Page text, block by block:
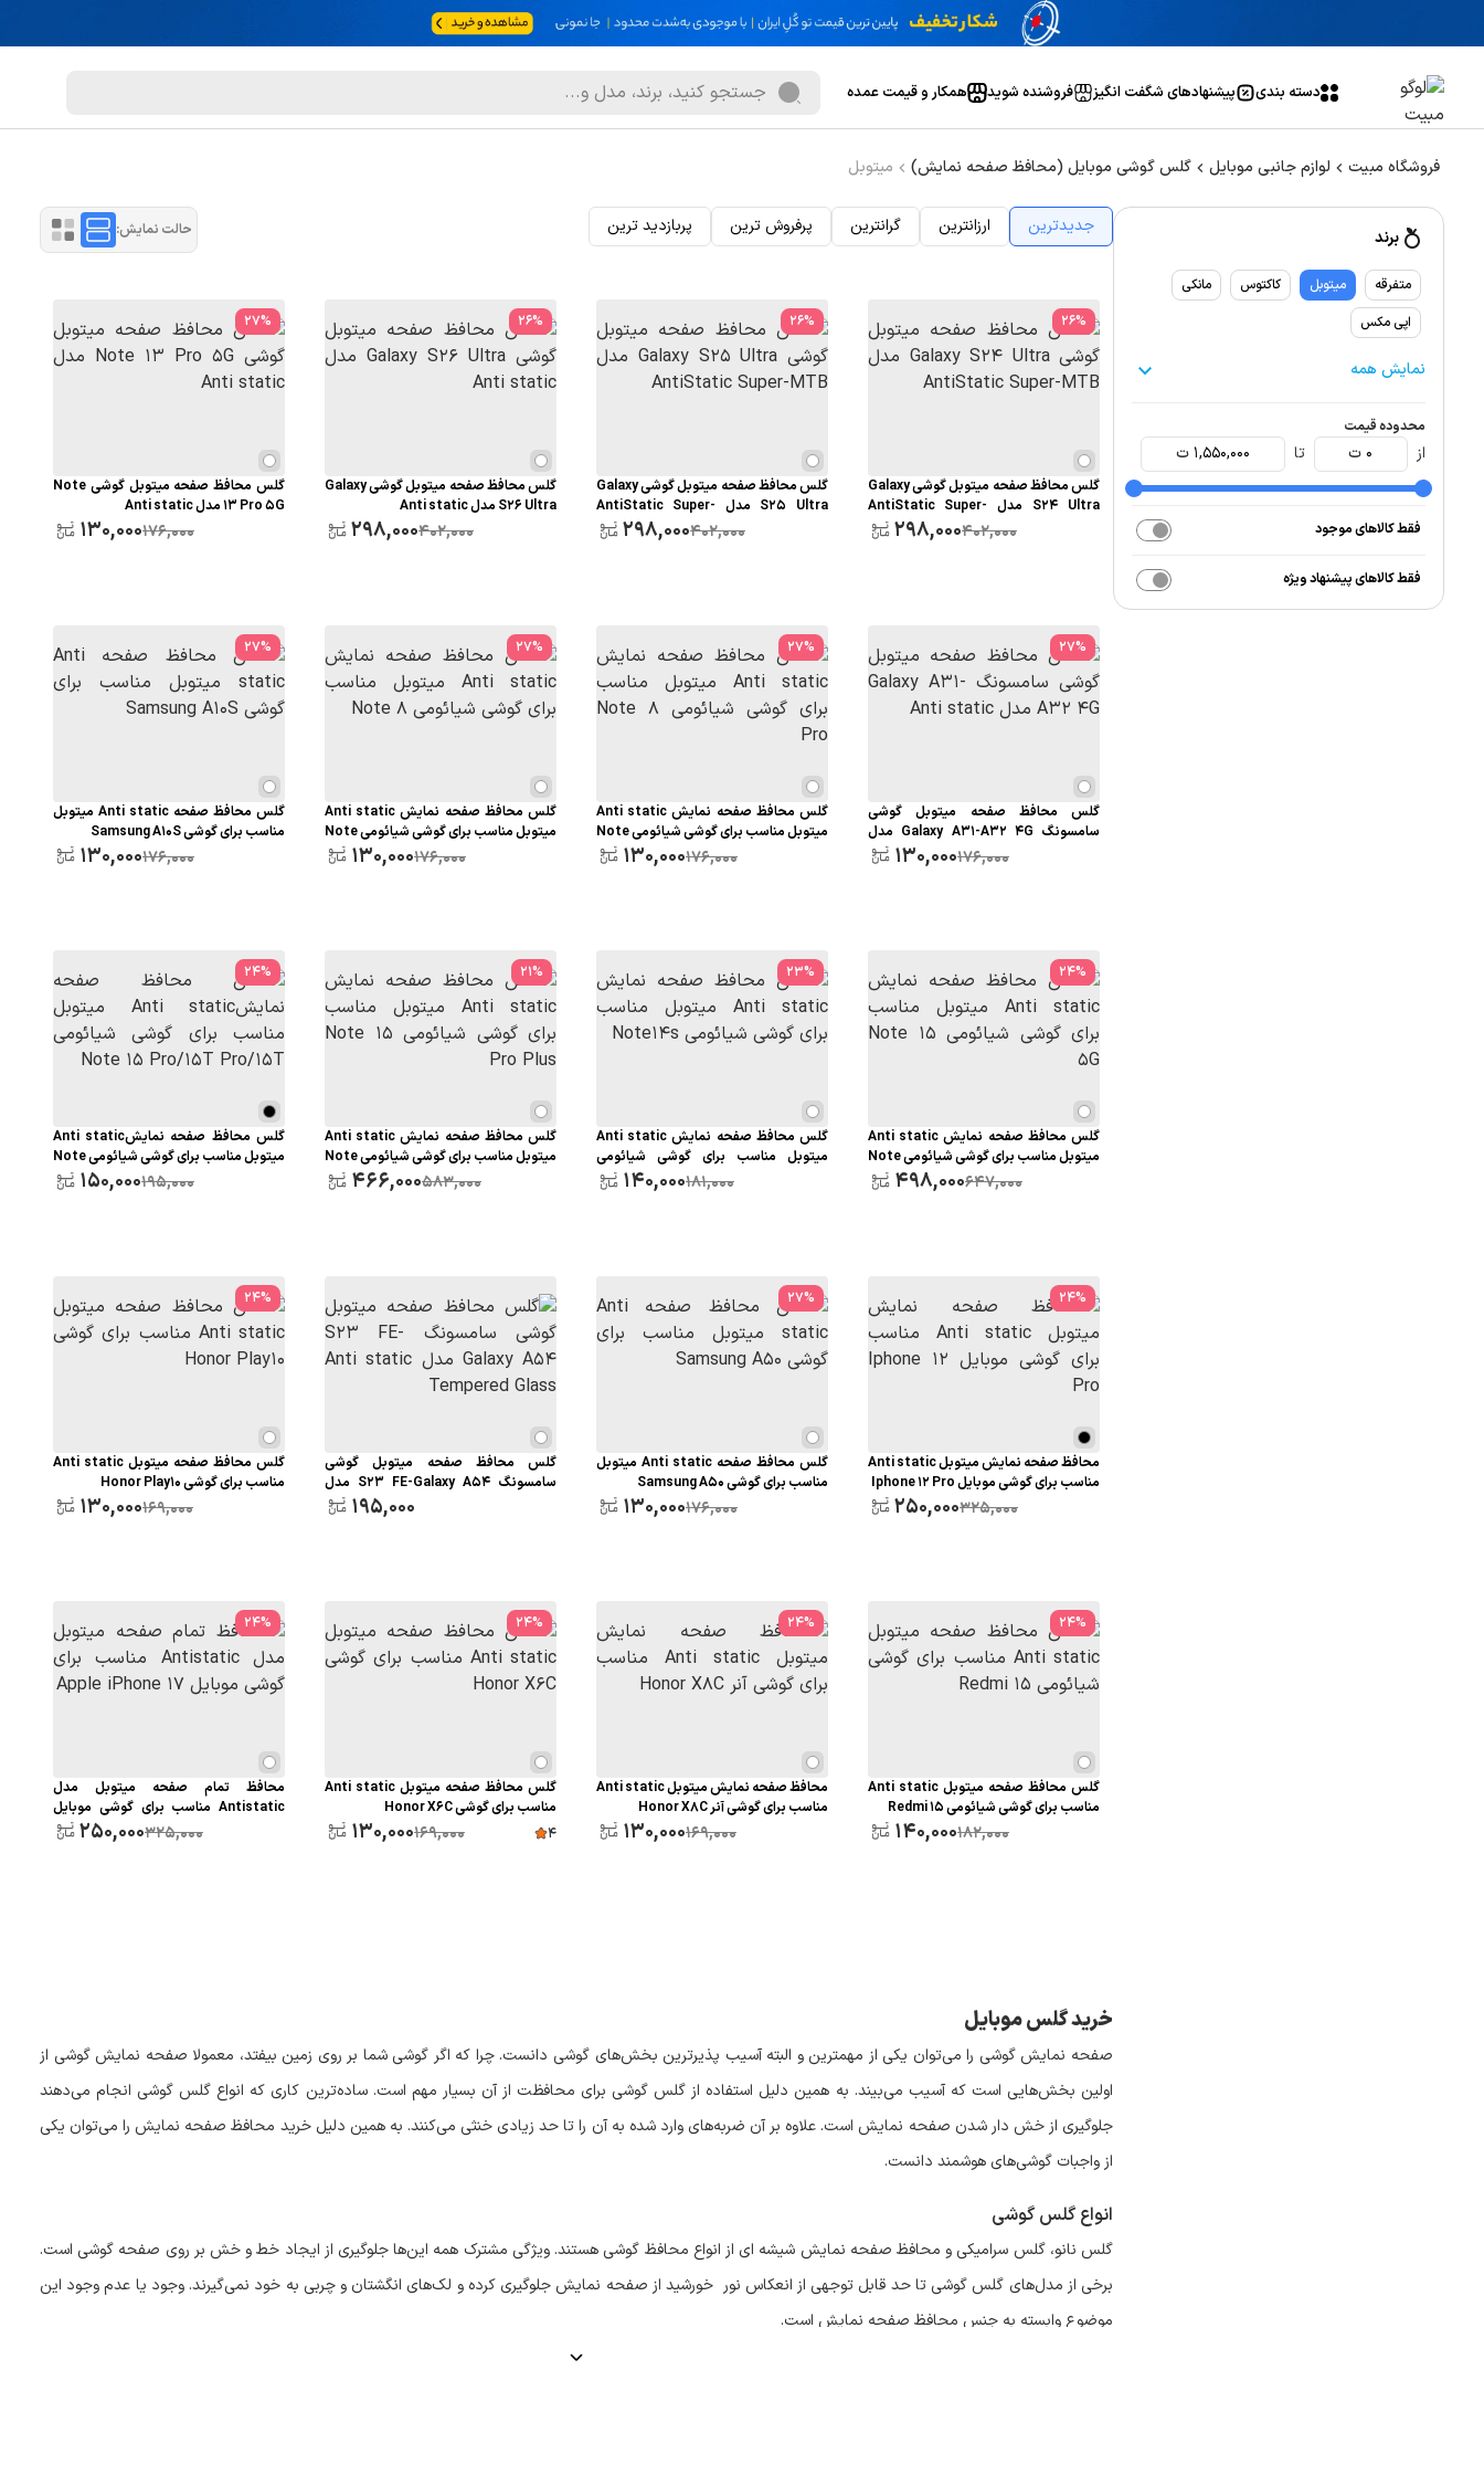
دسته بندی پیشنهاد‌های شگفت انگیز فروشنده شوید همکار و قیمت عمده
فروشگاه مبیت لوازم جانبی موبایل گلس گوشی موبایل (محافظ صفحه نمایش) میتوبل
برند
متفرقه میتوبل کاکتوس
مانکی
اپی مکس
نمایش همه
محدوده قیمت
از 0 ت تا 1,550,000 ت
فقط کالاهای موجود
فقط کالاهای پیشنهاد ویژه
جدیدترین ارزانترین گرانترین پرفروش ترین پربازدید ترین حالت نمایش:
%
26
گلس محافظ صفحه میتوبل گوشی Galaxy
S24 Ultra مدل AntiStatic Super-
402,000
298,000
%
26
گلس محافظ صفحه میتوبل گوشی Galaxy
S25 Ultra مدل AntiStatic Super-
402,000
298,000
%
26
گلس محافظ صفحه میتوبل گوشی Galaxy
S26 Ultra مدل Anti static
402,000
298,000
%
27
گلس محافظ صفحه میتوبل گوشی Note
13 Pro 5G مدل Anti static
176,000
130,000
%
27
گلس محافظ صفحه میتوبل گوشی
سامسونگ Galaxy A31-A32 4G مدل
176,000
130,000
%
27
گلس محافظ صفحه نمایش Anti static
میتوبل مناسب برای گوشی شیائومی Note
176,000
130,000
%
27
گلس محافظ صفحه نمایش Anti static
میتوبل مناسب برای گوشی شیائومی Note
176,000
130,000
%
27
گلس محافظ صفحه Anti static میتوبل
مناسب برای گوشی Samsung A10S
176,000
130,000
%
24
گلس محافظ صفحه نمایش Anti static
میتوبل مناسب برای گوشی شیائومی Note
647,000
498,000
%
23
گلس محافظ صفحه نمایش Anti static
میتوبل مناسب برای گوشی شیائومی
181,000
140,000
%
21
گلس محافظ صفحه نمایش Anti static
میتوبل مناسب برای گوشی شیائومی Note
583,000
466,000
%
24
گلس محافظ صفحه نمایشAnti static
میتوبل مناسب برای گوشی شیائومی Note
15 Pro/15T Pro/15T
195,000
150,000
%
24
محافظ صفحه نمایش میتوبل Anti static
مناسب برای گوشی موبایل Iphone 12 Pro
325,000
250,000
%
27
گلس محافظ صفحه Anti static میتوبل
مناسب برای گوشی Samsung A50
176,000
130,000
گلس محافظ صفحه میتوبل گوشی
سامسونگ S23 FE-Galaxy A54 مدل
Anti static Tempered Glass
195,000
%
24
گلس محافظ صفحه میتوبل Anti static
مناسب برای گوشی Honor Play10
169,000
130,000
%
24
گلس محافظ صفحه میتوبل Anti static
مناسب برای گوشی شیائومی Redmi 15
182,000
140,000
%
24
محافظ صفحه نمایش میتوبل Anti static
مناسب برای گوشی آنر Honor X8C
169,000
130,000
%
24
گلس محافظ صفحه میتوبل Anti static
مناسب برای گوشی Honor X6C
4
169,000
130,000
%
24
محافظ تمام صفحه میتوبل مدل
Antistatic مناسب برای گوشی موبایل
Apple iPhone 17
325,000
250,000
خرید گلس موبایل
صفحه نمایش گوشی را می‌توان یکی از مهمترین و البته آسیب پذیرترین بخش‌های گوشی دانست. چرا که اگر گوشی شما بر روی زمین بیفتد، معمولا صفحه نمایش گوشی از
اولین بخش‌هایی است که آسیب می‌بیند. به همین دلیل استفاده از گلس گوشی برای محافظت از آن بسیار مهم است. ساده‌ترین کاری که انواع گلس گوشی انجام می‌دهند
جلوگیری از خش دار شدن صفحه نمایش است. علاوه بر آن ضربه‌های وارد شده به آن را تا حد زیادی خنثی می‌کنند. به همین دلیل خرید محافظ صفحه نمایش را می‌توان یکی
از واجبات گوشی‌های هوشمند دانست.
انواع گلس گوشی
گلس نانو، گلس سرامیکی و محافظ صفحه نمایش شیشه ای از انواع محافظ گوشی هستند. ویژگی مشترک همه این‌ها جلوگیری از ایجاد خط و خش بر روی صفحه گوشی است.
برخی از مدل‌های گلس گوشی تا حد قابل توجهی از انعکاس نور خورشید از صفحه نمایش جلوگیری کرده و لک‌های انگشتان و چربی به خود نمی‌گیرند. وجود یا عدم وجود این
موضوع وابسته به جنس محافظ صفحه نمایش است.